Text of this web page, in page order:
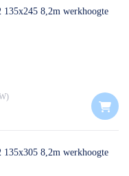
8,2m werkhoogte
8,2m werkhoogte